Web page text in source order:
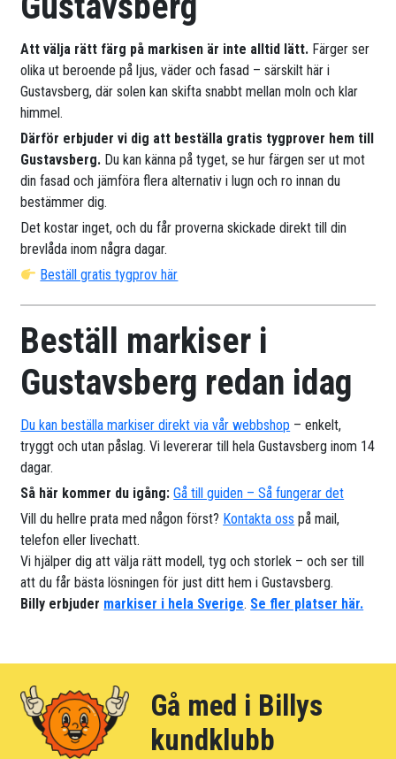
Att välja rätt färg på markisen är inte alltid lätt. Färger ser
olika ut beroende på ljus, väder och fasad – särskilt här i
Gustavsberg, där solen kan skifta snabbt mellan moln och klar
himmel.
Därför erbjuder vi dig att beställa gratis tygprover hem till
Gustavsberg. Du kan känna på tyget, se hur färgen ser ut mot
din fasad och jämföra flera alternativ i lugn och ro innan du
bestämmer dig.
Det kostar inget, och du får proverna skickade direkt till din
brevlåda inom några dagar.
Beställ gratis tygprov här
Beställ markiser i
Gustavsberg redan idag
Du kan beställa markiser direkt via vår webbshop – enkelt,
tryggt och utan påslag. Vi levererar till hela Gustavsberg inom 14
dagar.
Så här kommer du igång: Gå till guiden – Så fungerar det
Vill du hellre prata med någon först? Kontakta oss på mail,
telefon eller livechatt.
Vi hjälper dig att välja rätt modell, tyg och storlek – och ser till
att du får bästa lösningen för just ditt hem i Gustavsberg.
Billy erbjuder markiser i hela Sverige. Se fler platser här.
Gå med i Billys
kundklubb